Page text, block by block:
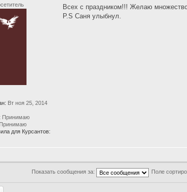
Вт ноя 25, 2014
Принимаю
Принимаю
для Курсантов:
Всех с праздником!!! Желаю
P.S Саня улыбнул.
Показать сообщения за: Поле